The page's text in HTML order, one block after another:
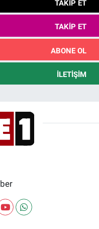
TAKIP ET
TAKIP ET
ABONE OL
İLETIŞIM